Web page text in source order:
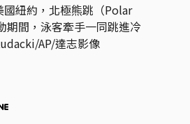
紐約，北極熊跳（Polar
期間，泳客牽手一同跳進冷
AP/達志影像